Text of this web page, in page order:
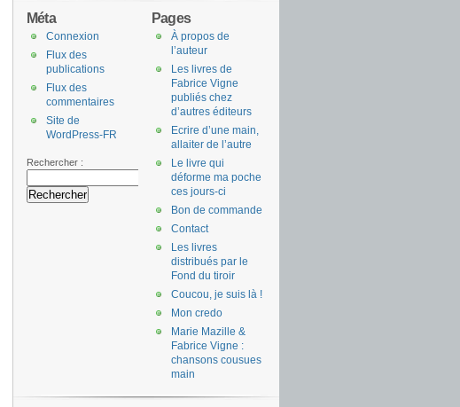
Pages
À propos de
l’auteur
Les livres de
Fabrice Vigne
publiés chez
d’autres éditeurs
Ecrire d’une main,
allaiter de l’autre
Le livre qui
déforme ma poche
ces jours-ci
Bon de commande
Contact
Les livres
distribués par le
Fond du tiroir
Coucou, je suis là !
Mon credo
Marie Mazille &
Fabrice Vigne :
chansons cousues
main
Méta
Connexion
Flux des
publications
Flux des
commentaires
Site de
WordPress-FR
Rechercher :